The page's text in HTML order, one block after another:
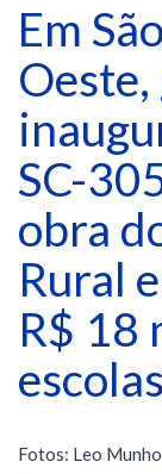
Em
SC-
obra
Rural
R$ 18
Fotos: Leo